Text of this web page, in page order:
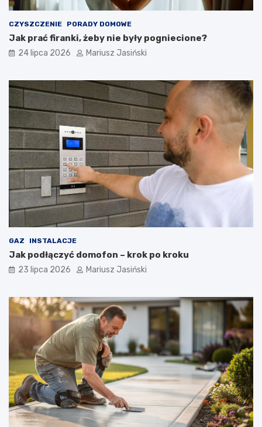
CZYSZCZENIE PORADY DOMOWE
Jak prać firanki, żeby nie były pogniecione?
24 lipca 2026 Mariusz Jasiński
GAZ INSTALACJE
Jak podłączyć domofon – krok po kroku
23 lipca 2026 Mariusz Jasiński